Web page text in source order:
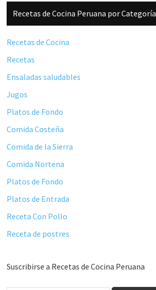
Barra
lateral
principal
Recetas de Cocina Peruana por Categoría
Recetas de Cocina
Recetas
Ensaladas saludables
Jugos
Platos de Fondo
Comida Costeña
Comida de la Sierra
Comida Nortena
Platos de Fondo
Platos de Entrada
Receta Con Pollo
Receta de postres
Suscribirse a Recetas de Cocina Peruana